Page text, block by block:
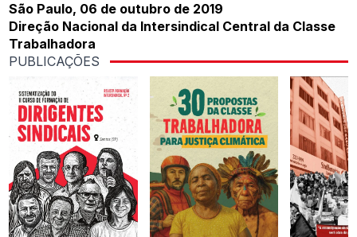
São Paulo, 06 de outubro de 2019
Direção Nacional da Intersindical Central da Classe
Trabalhadora
PUBLICAÇÕES